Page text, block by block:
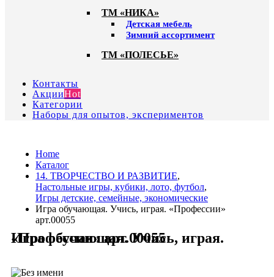
ТМ «НИКА»
Детская мебель
Зимний ассортимент
ТМ «ПОЛЕСЬЕ»
Контакты
АкцииHot
Категории
Наборы для опытов, экспериментов
Home
Каталог
14. ТВОРЧЕСТВО И РАЗВИТИЕ,
Настольные игры, кубики, лото, футбол,
Игры детские, семейные, экономические
Игра обучающая. Учись, играя. «Профессии»
арт.00055
Игра обучающая. Учись, играя. «Профессии» арт.00055